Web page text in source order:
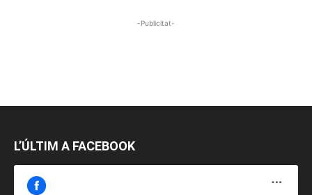
-Publicitat-
L’ÚLTIM A FACEBOOK